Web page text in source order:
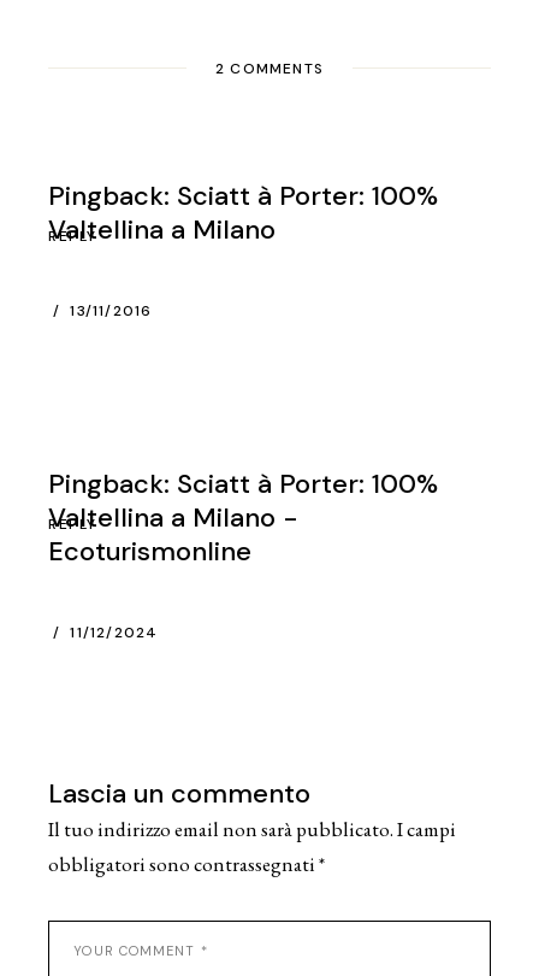
2 COMMENTS
Pingback: Sciatt à Porter: 100%
Valtellina a Milano
13/11/2016
REPLY
Pingback: Sciatt à Porter: 100%
Valtellina a Milano -
Ecoturismonline
11/12/2024
REPLY
Lascia un commento
Il tuo indirizzo email non sarà pubblicato.I campi
obbligatori sono contrassegnati*